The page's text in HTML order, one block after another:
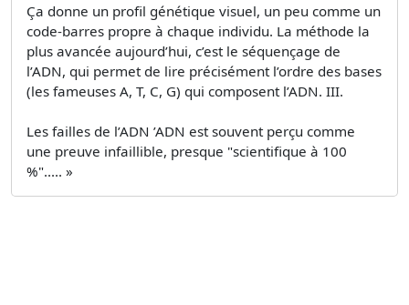
Ça donne un profil génétique visuel, un peu comme un
code-barres propre à chaque individu. La méthode la
plus avancée aujourd’hui, c’est le séquençage de
l’ADN, qui permet de lire précisément l’ordre des bases
(les fameuses A, T, C, G) qui composent l’ADN. III.
Les failles de l’ADN ’ADN est souvent perçu comme
une preuve infaillible, presque "scientifique à 100
%"..... »